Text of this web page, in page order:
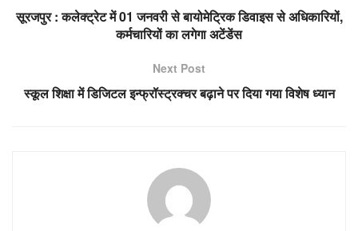
सूरजपुर : कलेक्ट्रेट में 01 जनवरी से बायोमेट्रिक डिवाइस से अधिकारियों,
कर्मचारियों का लगेगा अटेंडेंस
Next Post
स्कूल शिक्षा में डिजिटल इन्फ्रॉस्ट्रक्चर बढ़ाने पर दिया गया विशेष ध्यान